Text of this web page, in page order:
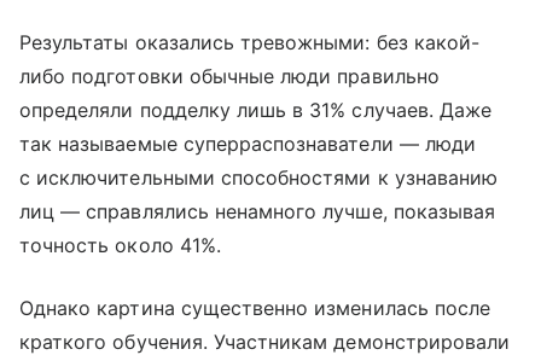
Результаты оказались тревожными: без какой-
либо подготовки обычные люди правильно
определяли подделку лишь в 31% случаев. Даже
так называемые суперраспознаватели — люди
с исключительными способностями к узнаванию
лиц — справлялись ненамного лучше, показывая
точность около 41%.
Однако картина существенно изменилась после
краткого обучения. Участникам демонстрировали